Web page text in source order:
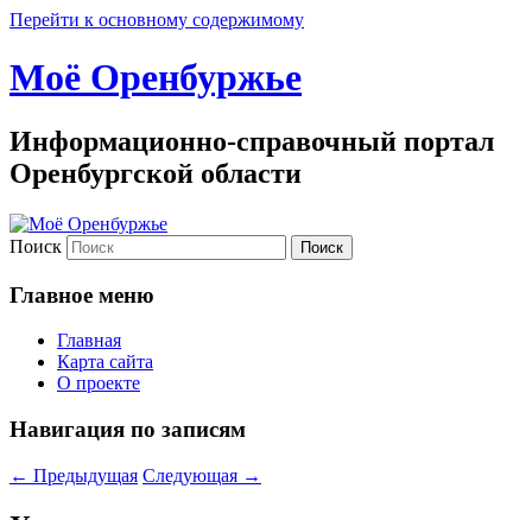
Перейти к основному содержимому
Моё Оренбуржье
Информационно-справочный портал
Оренбургской области
Поиск
Главное меню
Главная
Карта сайта
О проекте
Навигация по записям
← Предыдущая Следующая →